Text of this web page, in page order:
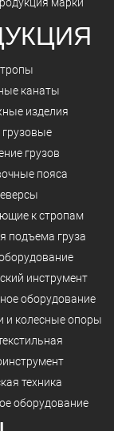
канаты
изделия
грузов
пояса
к стропам
подъема груза
инструмент
оборудование
и колесные опоры
техника
оборудование